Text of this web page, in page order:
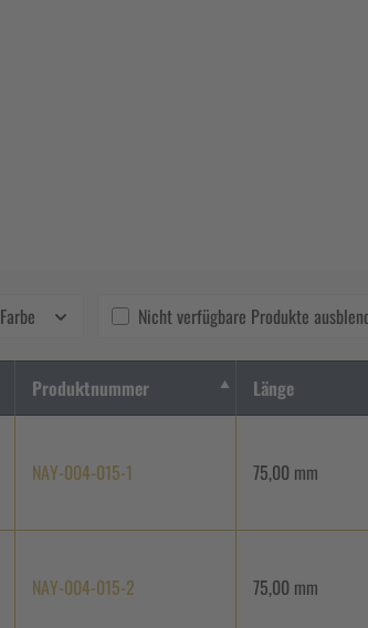
Farbe Nicht verfügbare Produkte
Produktnummer Länge
NAY-004-015-1 75,00 mm
NAY-004-015-2 75,00 mm